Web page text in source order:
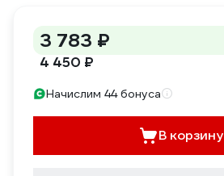
3 783 ₽
4 450 ₽
Начислим 44 бонуса
В корзину